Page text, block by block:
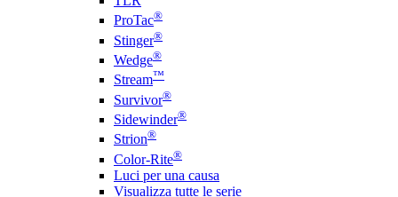
ProTac®
Stinger®
Wedge®
Stream™
Survivor®
Sidewinder®
Strion®
Color-Rite®
Luci per una causa
Visualizza tutte le serie